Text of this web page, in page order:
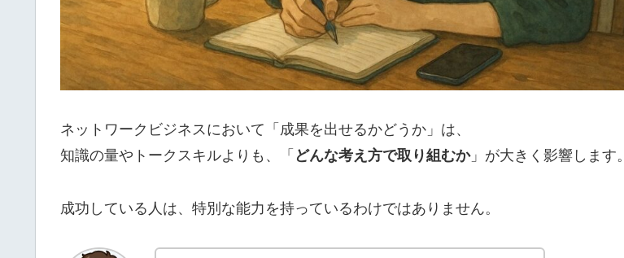
ネットワークビジネスにおいて「成果を出せるかどうか」は、
知識の量やトークスキルよりも、「 どんな考え方で取り組むか」が大きく影響します。
成功している人は、特別な能力を持っているわけではありません。